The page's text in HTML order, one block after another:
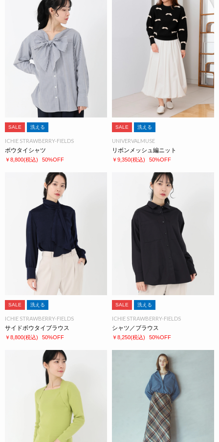
SALE 洗える
ICHIE STRAWBERRY-FIELDS
ボウタイシャツ
￥8,800(税込) 50%OFF
SALE 洗える
UNIVERVALMUSE
リボンメッシュ編ニット
￥9,350(税込) 50%OFF
SALE 洗える
ICHIE STRAWBERRY-FIELDS
サイドボウタイブラウス
￥8,800(税込) 50%OFF
SALE 洗える
ICHIE STRAWBERRY-FIELDS
シャツ／ブラウス
￥8,250(税込) 50%OFF